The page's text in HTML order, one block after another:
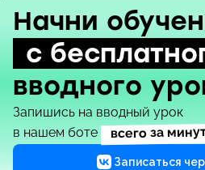
Начни
с
вводного
Запишись на вводный урок
в нашем боте
всего за
Записаться